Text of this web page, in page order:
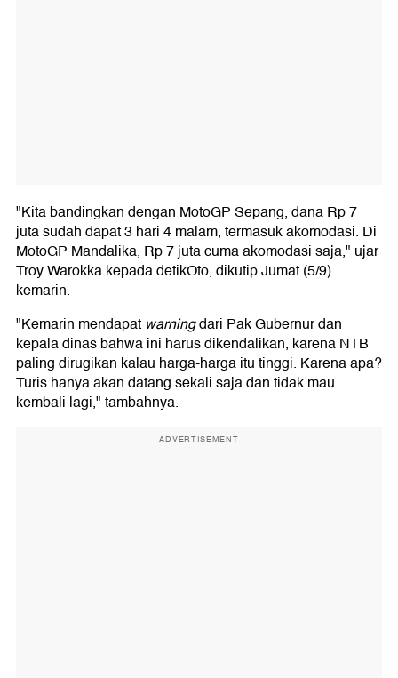
"Kita bandingkan dengan MotoGP Sepang, dana Rp 7
juta sudah dapat 3 hari 4 malam, termasuk akomodasi. Di
MotoGP Mandalika, Rp 7 juta cuma akomodasi saja," ujar
Troy Warokka kepada detikOto, dikutip Jumat (5/9)
kemarin.
"Kemarin mendapat warningdari Pak Gubernur dan
kepala dinas bahwa ini harus dikendalikan, karena NTB
paling dirugikan kalau harga-harga itu tinggi. Karena apa?
Turis hanya akan datang sekali saja dan tidak mau
kembali lagi," tambahnya.
ADVERTISEMENT